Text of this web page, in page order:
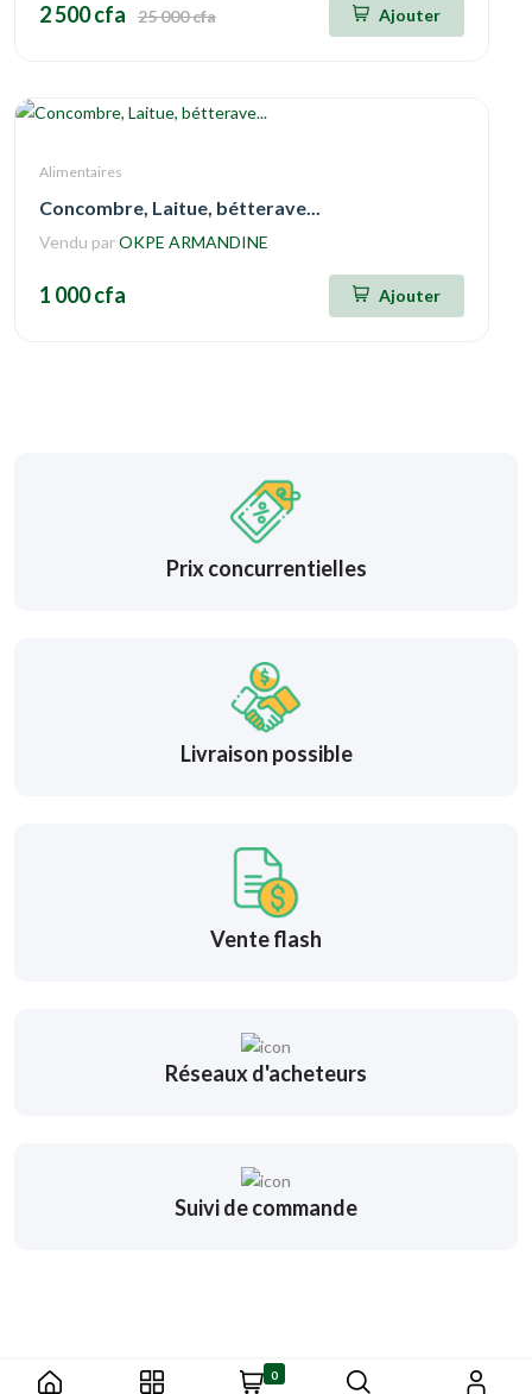
2 500 cfa 25 000 cfa Ajouter
Alimentaires
Concombre, Laitue, bétterave...
Vendu parOKPE ARMANDINE
1 000 cfa Ajouter
Prix concurrentielles
Livraison possible
Vente flash
Réseaux d'acheteurs
Suivi de commande
0